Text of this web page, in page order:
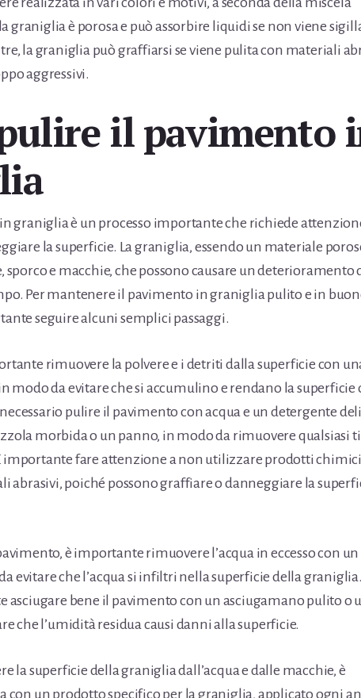
graniglia è porosa e può assorbire liquidi se non viene
la graniglia può graffiarsi se viene pulita con materiali
aggressivi.
il pavimento
graniglia è un processo importante che richiede
la superficie. La graniglia, essendo un materiale
sporco e macchie, che possono causare un deterioramento
Per mantenere il pavimento in graniglia pulito e in
seguire alcuni semplici passaggi.
rimuovere la polvere e i detriti dalla superficie con
modo da evitare che si accumulino e rendano la superficie
pulire il pavimento con acqua e un detergente
morbida o un panno, in modo da rimuovere qualsiasi
importante fare attenzione a non utilizzare prodotti
abrasivi, poiché possono graffiare o danneggiare la
è importante rimuovere l’acqua in eccesso con
evitare che l’acqua si infiltri nella superficie della graniglia.
asciugare bene il pavimento con un asciugamano pulito o
che l’umidità residua causi danni alla superficie.
la superficie della graniglia dall’acqua e dalle macchie, è
con un prodotto specifico per la graniglia, applicato ogni